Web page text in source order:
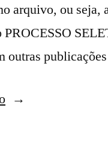
arquivo, ou seja,
PROCESSO
outras